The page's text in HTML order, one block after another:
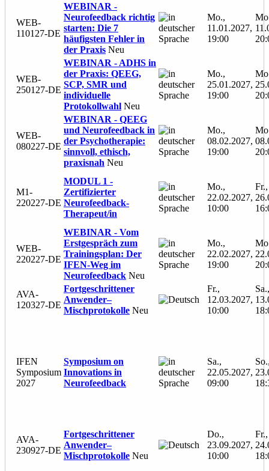
WEB-
110127-DE
WEBINAR -
Neurofeedback richtig
starten: Die 7
häufigsten Fehler in
der Praxis Neu
Mo.,
11.01.2027,
19:00
WEB-
250127-DE
WEBINAR - ADHS in
der Praxis: QEEG,
SCP, SMR und
individuelle
Protokollwahl Neu
Mo.,
25.01.2027,
19:00
WEB-
080227-DE
WEBINAR - QEEG
und Neurofeedback in
der Psychotherapie:
sinnvoll, ethisch,
praxisnah Neu
Mo.,
08.02.2027,
19:00
M1-
220227-DE
MODUL 1 -
Zertifizierter
Neurofeedback-
Therapeut/in
Mo.,
22.02.2027,
10:00
Fr.,
WEB-
220227-DE
WEBINAR - Vom
Erstgespräch zum
Trainingsplan: Der
IFEN-Weg im
Neurofeedback Neu
Mo.,
22.02.2027,
19:00
AVA-
120327-DE
Fortgeschrittener
Anwender–
Mischprotokolle Neu
Fr.,
12.03.2027,
10:00
Sa.,
IFEN
Symposium
2027
Symposium on
Innovations in
Neurofeedback
Sa.,
22.05.2027,
09:00
AVA-
230927-DE
Fortgeschrittener
Anwender–
Mischprotokolle Neu
Do.,
23.09.2027,
10:00
Fr.,